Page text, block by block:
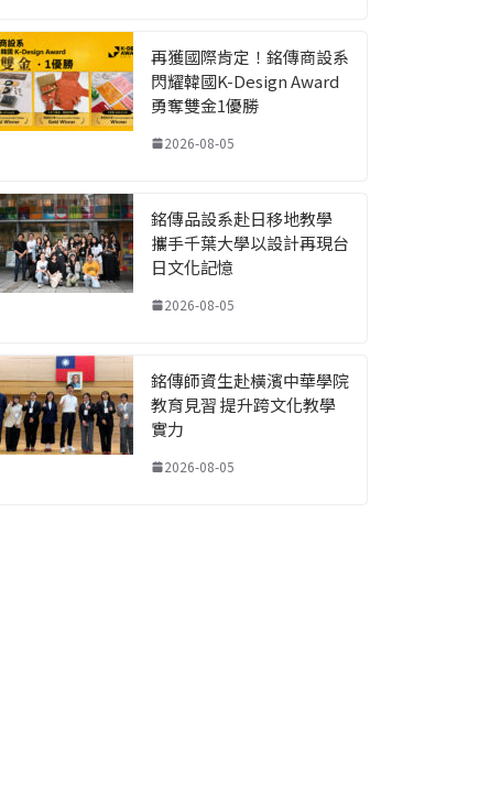
再獲國際肯定！銘傳商設系
閃耀韓國K-Design Award
勇奪雙金1優勝
2026-08-05
銘傳品設系赴日移地教學
攜手千葉大學以設計再現台
日文化記憶
2026-08-05
銘傳師資生赴橫濱中華學院
教育見習 提升跨文化教學
實力
2026-08-05